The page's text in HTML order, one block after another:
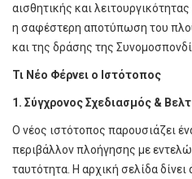
αισθητικής και
η σαφέστερη αποτύπωση του
και της δράσης της
Τι Νέο Φέρνει ο Ιστότοπος
1. Σύγχρονος Σχεδιασμός &
Ο νέος ιστότοπος παρουσιάζει
περιβάλλον πλοήγησης με
ταυτότητα. Η αρχική σελίδα